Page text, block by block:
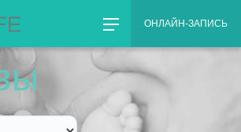
ОНЛАЙН-ЗАПИСЬ